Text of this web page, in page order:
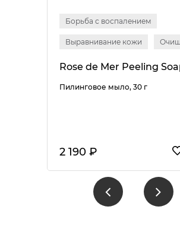
Борьба с воспалением
Выравнивание кожи
Rose de Mer Peeling
Пилинговое мыло, 30 г
2 190 ₽